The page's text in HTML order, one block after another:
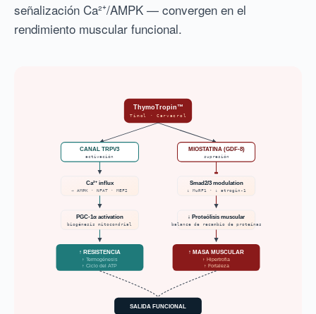
señalización Ca²⁺/AMPK — convergen en el
rendimiento muscular funcional.
ThymoTropin™
Timol · Carvacrol
CANAL TRPV3
activación
Ca²⁺ influx
→ AMPK · NFAT · MEF2
PGC-1α activation
biogénesis mitocondrial
↑ RESISTENCIA
↑ Termogénesis
↑ Ciclo del ATP
MIOSTATINA (GDF-8)
supresión
Smad2/3 modulation
↓ MuRF1 · ↓ atrogin-1
↓ Proteólisis muscular
balance de recambio de proteínas
↑ MASA MUSCULAR
↑ Hipertrofia
↑ Fortaleza
SALIDA FUNCIONAL